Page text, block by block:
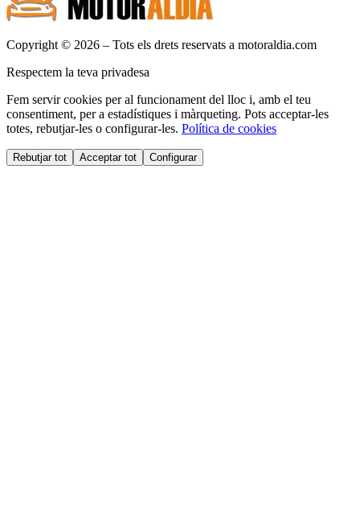
Copyright © 2026 – Tots els drets reservats a motoraldia.com
Respectem la teva privadesa
Fem servir cookies per al funcionament del lloc i, amb el teu
consentiment, per a estadístiques i màrqueting. Pots acceptar-les
totes, rebutjar-les o configurar-les. Política de cookies
Rebutjar tot Acceptar tot Configurar